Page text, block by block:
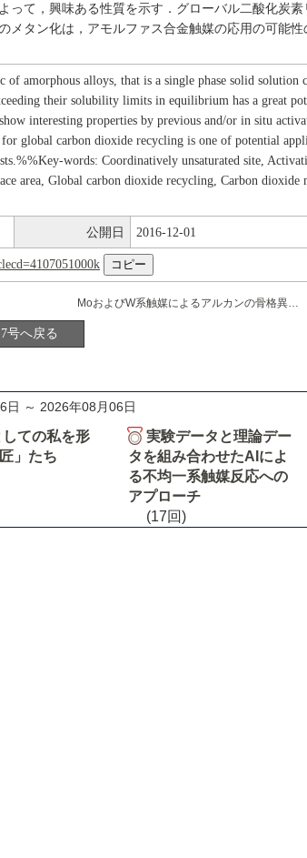
って，興味ある性質を示す．グローバル二酸化炭素
メタン化は，アモルファス合金触媒の応用の可能性
of amorphous alloys, that is a single phase solid solution
their solubility limits in equilibrium has a great
interesting properties by previous and/or in situ
global carbon dioxide recycling is one of potential
words: Coordinatively unsaturated site,
area, Global carbon dioxide recycling, Carbon dioxide
公開日 2016-12-01
MoおよびW系触媒によるアルカンの骨格異性化
号へ戻る
日 ～ 2026年08月06日
ての私を形
」たち
実験データと理論デー
タを組み合わせたAIによ
る不均一系触媒反応への
アプローチ
(17回)